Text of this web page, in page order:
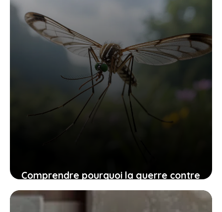
Comprendre pourquoi la guerre contre
les moustiques doit être une priorité
dès le printemps